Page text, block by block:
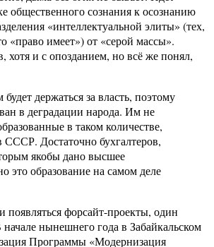
общественного сознания к осознанию
«интеллектуальной элиты» (тех,
«право имеет») от «серой массы».
хотя и с опозданием, но всё же понял,
держаться за власть, поэтому
в деградации народа. Им не
в таком количестве,
СССР. Достаточно бухгалтеров,
якобы дано высшее
это образование на самом деле
появляться форсайт-проекты, один
нынешнего года в Забайкальском
Программы «Модернизация